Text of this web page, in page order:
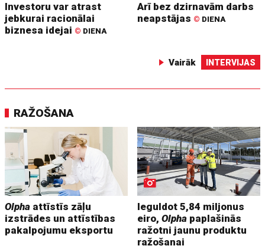
Investoru var atrast
jebkurai racionālai
biznesa idejai © DIENA
Arī bez dzirnavām darbs
neapstājas © DIENA
Vairāk INTERVIJAS
RAŽOŠANA
Olpha attīstīs zāļu
izstrādes un attīstības
pakalpojumu eksportu
Ieguldot 5,84 miljonus
eiro,Olpha paplašinās
ražotni jaunu produktu
ražošanai